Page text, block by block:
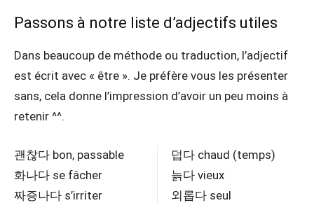
Passons à notre liste d’adjectifs utiles
Dans beaucoup de méthode ou traduction, l’adjectif
est écrit avec « être ». Je préfère vous les présenter
sans, cela donne l’impression d’avoir un peu moins à
retenir ^^.
괜찮다 bon, passable
화나다 se fâcher
짜증나다 s’irriter
덥다 chaud (temps)
늙다 vieux
외롭다 seul